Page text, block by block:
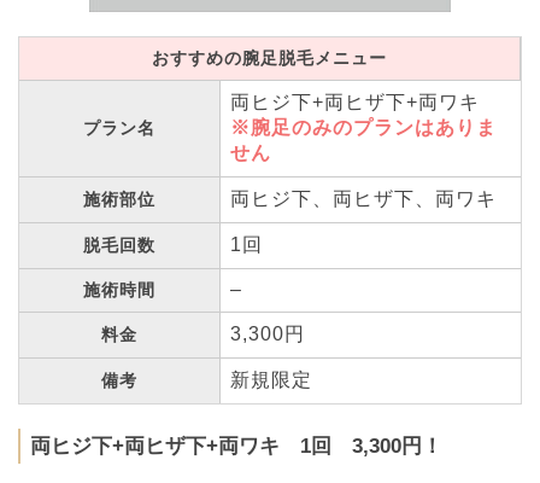
おすすめの腕足脱毛メニュー
プラン名
両ヒジ下+両ヒザ下+両ワキ
※腕足のみのプランはありま
せん
施術部位 両ヒジ下、両ヒザ下、両ワキ
脱毛回数 1回
施術時間 –
料金 3,300円
備考 新規限定
両ヒジ下+両ヒザ下+両ワキ 1回 3,300円！